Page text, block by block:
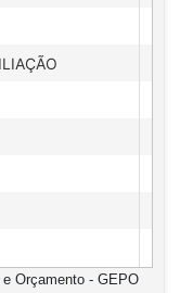
Orçamento - GEPO